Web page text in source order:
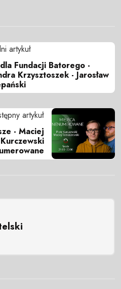
artykuł
Fundacji Batorego -
Krzysztoszek - Jarosław
artykuł
- Maciej